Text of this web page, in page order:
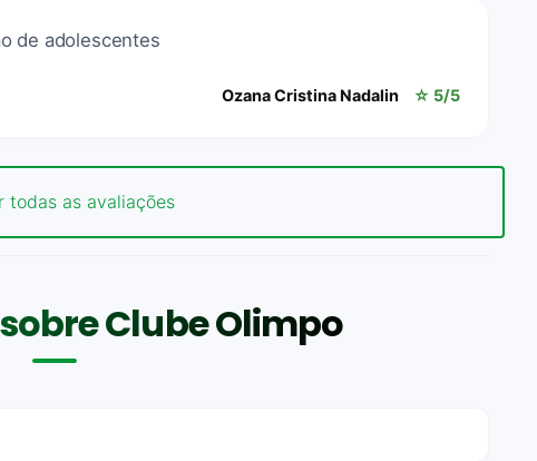
de adolescentes
Ozana Cristina Nadalin ☆ 5/5
todas as avaliações
Clube Olimpo